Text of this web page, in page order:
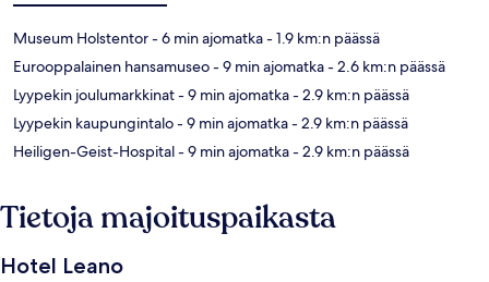
Museum Holstentor- 6 min ajomatka- 1.9 km:n päässä
Eurooppalainen hansamuseo- 9 min ajomatka- 2.6 km:n päässä
Lyypekin joulumarkkinat- 9 min ajomatka- 2.9 km:n päässä
Lyypekin kaupungintalo- 9 min ajomatka- 2.9 km:n päässä
Heiligen-Geist-Hospital- 9 min ajomatka- 2.9 km:n päässä
Tietoja majoituspaikasta
Hotel Leano